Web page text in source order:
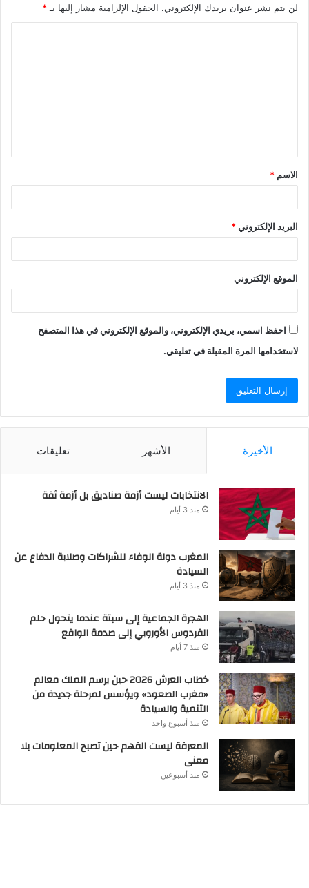
لن يتم نشر عنوان بريدك الإلكتروني. الحقول الإلزامية مشار إليها بـ *
الاسم *
البريد الإلكتروني*
الموقع الإلكتروني
احفظ اسمي، بريدي الإلكتروني، والموقع الإلكتروني في هذا المتصفح
لاستخدامها المرة المقبلة في تعليقي.
الأخيرة الأشهر تعليقات
الانتخابات ليست أزمة صناديق بل أزمة ثقة
منذ 3 أيام
المغرب دولة الوفاء للشراكات وصلابة الدفاع عن
السيادة
منذ 3 أيام
الهجرة الجماعية إلى سبتة عندما يتحول حلم
الفردوس الأوروبي إلى صدمة الواقع
منذ 7 أيام
خطاب العرش 2026 حين يرسم الملك معالم
«مغرب الصعود» ويؤسس لمرحلة جديدة من
التنمية والسيادة
منذ أسبوع واحد
المعرفة ليست الفهم حين تصبح المعلومات بلا
معنى
منذ أسبوعين